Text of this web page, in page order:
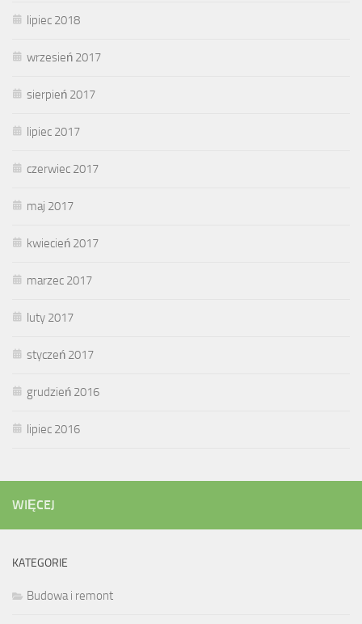
lipiec 2018
wrzesień 2017
sierpień 2017
lipiec 2017
czerwiec 2017
maj 2017
kwiecień 2017
marzec 2017
luty 2017
styczeń 2017
grudzień 2016
lipiec 2016
WIĘCEJ
KATEGORIE
Budowa i remont